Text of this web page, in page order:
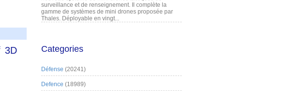
3D
surveillance et de renseignement. Il complète la
gamme de systèmes de mini drones proposée par
Thales. Déployable en vingt...
Categories
Défense (20241)
Defence (18989)